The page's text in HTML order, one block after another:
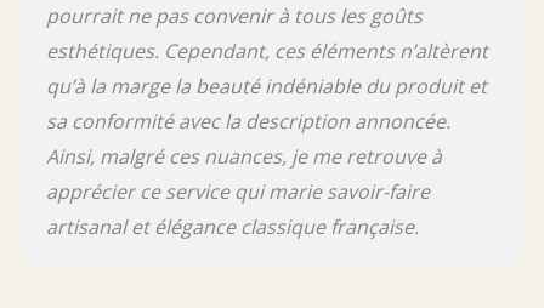
pourrait ne pas convenir à tous les goûts
esthétiques. Cependant, ces éléments n’altèrent
qu’à la marge la beauté indéniable du produit et
sa conformité avec la description annoncée.
Ainsi, malgré ces nuances, je me retrouve à
apprécier ce service qui marie savoir-faire
artisanal et élégance classique française.